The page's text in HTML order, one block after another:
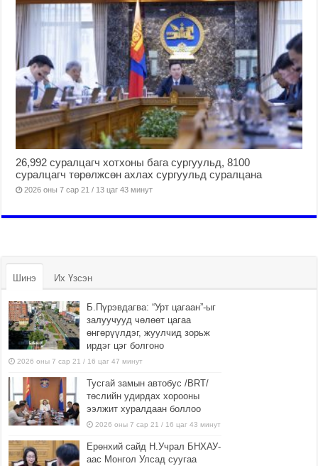
26,992 суралцагч хотхоны бага сургуульд, 8100
суралцагч төрөлжсөн ахлах сургуульд суралцана
2026 оны 7 сар 21 / 13 цаг 43 минут
Шинэ Их Үзсэн
Б.Пүрэвдагва: “Урт цагаан”-ыг
залуучууд чөлөөт цагаа
өнгөрүүлдэг, жуулчид зорьж
ирдэг цэг болгоно
2026 оны 7 сар 21 / 16 цаг 47 минут
Тусгай замын автобус /BRT/
төслийн удирдах хорооны
ээлжит хуралдаан боллоо
2026 оны 7 сар 21 / 16 цаг 43 минут
Ерөнхий сайд Н.Учрал БНХАУ-
аас Монгол Улсад суугаа